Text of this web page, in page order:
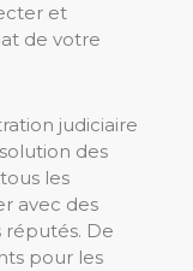
et
de votre
judiciaire
des
les
avec des
réputés. De
pour les